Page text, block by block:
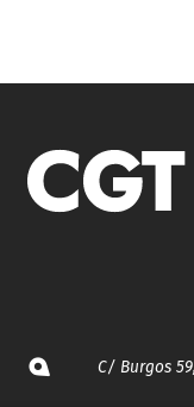
C/ Burgos